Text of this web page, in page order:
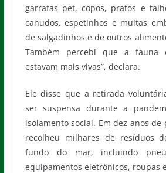
garrafas pet, copos, pratos e
canudos, espetinhos e muitas
de salgadinhos e de outros
Também percebi que a fauna
estavam mais vivas”, declara.
Ele disse que a retirada
ser suspensa durante a
isolamento social. Em dez anos
recolheu milhares de resíduos
fundo do mar, incluindo
equipamentos eletrônicos, roupas